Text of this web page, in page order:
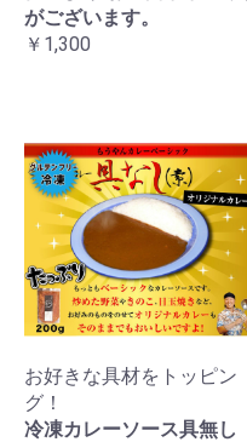
がございます。
￥1,300
お好きな具材をトッピン
グ！
冷凍カレーソース具無し